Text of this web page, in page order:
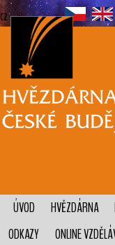
cz
ÚVOD HVĚZDÁRNA
ODKAZY
ONLINE